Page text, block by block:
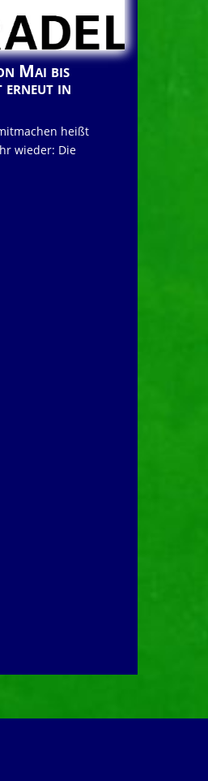
Mai bis
in
heißt
wieder: Die